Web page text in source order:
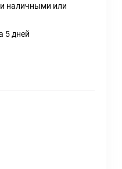
наличными или
5 дней